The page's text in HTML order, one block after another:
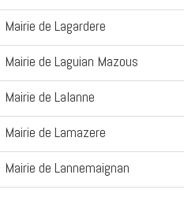
Mairie de Lagardere
Mairie de Laguian Mazous
Mairie de Lalanne
Mairie de Lamazere
Mairie de Lannemaignan